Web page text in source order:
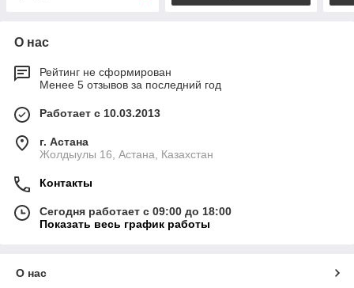
О нас
Рейтинг не сформирован
Менее 5 отзывов за последний год
Работает с 10.03.2013
г. Астана
Жолдыулы 16, Астана, Казахстан
Контакты
Сегодня работает с 09:00 до 18:00
Показать весь график работы
О нас